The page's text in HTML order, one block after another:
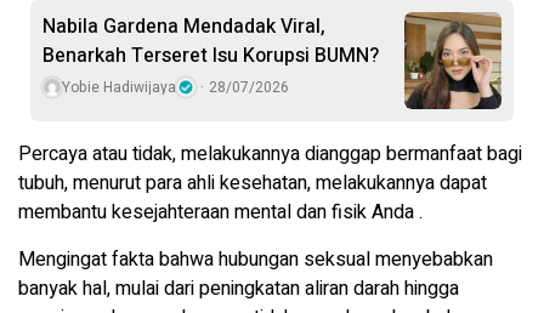
Nabila Gardena Mendadak Viral,
Benarkah Terseret Isu Korupsi BUMN?
Yobie Hadiwijaya 28/07/2026
Percaya atau tidak, melakukannya dianggap bermanfaat bagi
tubuh, menurut para ahli kesehatan, melakukannya dapat
membantu kesejahteraan mental dan fisik Anda .
Mengingat fakta bahwa hubungan seksual menyebabkan
banyak hal, mulai dari peningkatan aliran darah hingga